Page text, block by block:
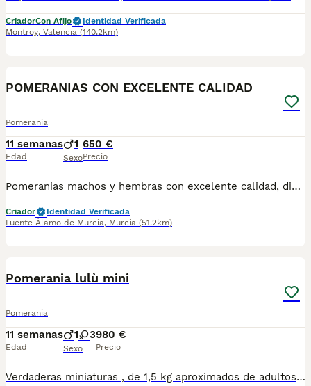
CriadorCon Afijo
Identidad Verificada
Montroy, Valencia (140.2km)
POMERANIAS CON EXCELENTE CALIDAD
Pomerania
11 semanas
Edad
1
Sexo
650 €
Precio
Pomeranias machos y hembras con excelente calidad, distintos colores. Se entregan vacunados y desparasitados con su cartilla sanitaria.
Criador
Identidad Verificada
Fuente Álamo de Murcia, Murcia (51.2km)
Pomerania lulù mini
Pomerania
11 semanas
Edad
1 3
Sexo
980 €
Precio
Verdaderas miniaturas , de 1,5 kg aproximados de adultos . Esos perritos son un encanto y con un carácter maravilloso.